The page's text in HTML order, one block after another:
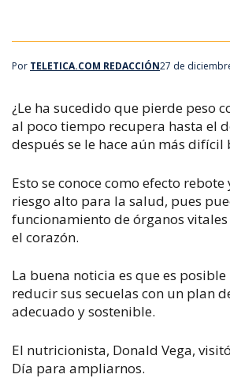
Por TELETICA.COM REDACCIÓN27 de
¿Le ha sucedido que pierde peso
al poco tiempo recupera hasta el
después se le hace aún más difícil
Esto se conoce como efecto
riesgo alto para la salud, pues
funcionamiento de órganos
el corazón.
La buena noticia es que es
reducir sus secuelas con un plan
adecuado y sostenible.
El nutricionista, Donald Vega,
Día para ampliarnos.